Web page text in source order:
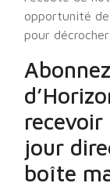
opportunité
pour
recevoir
jour
boîte